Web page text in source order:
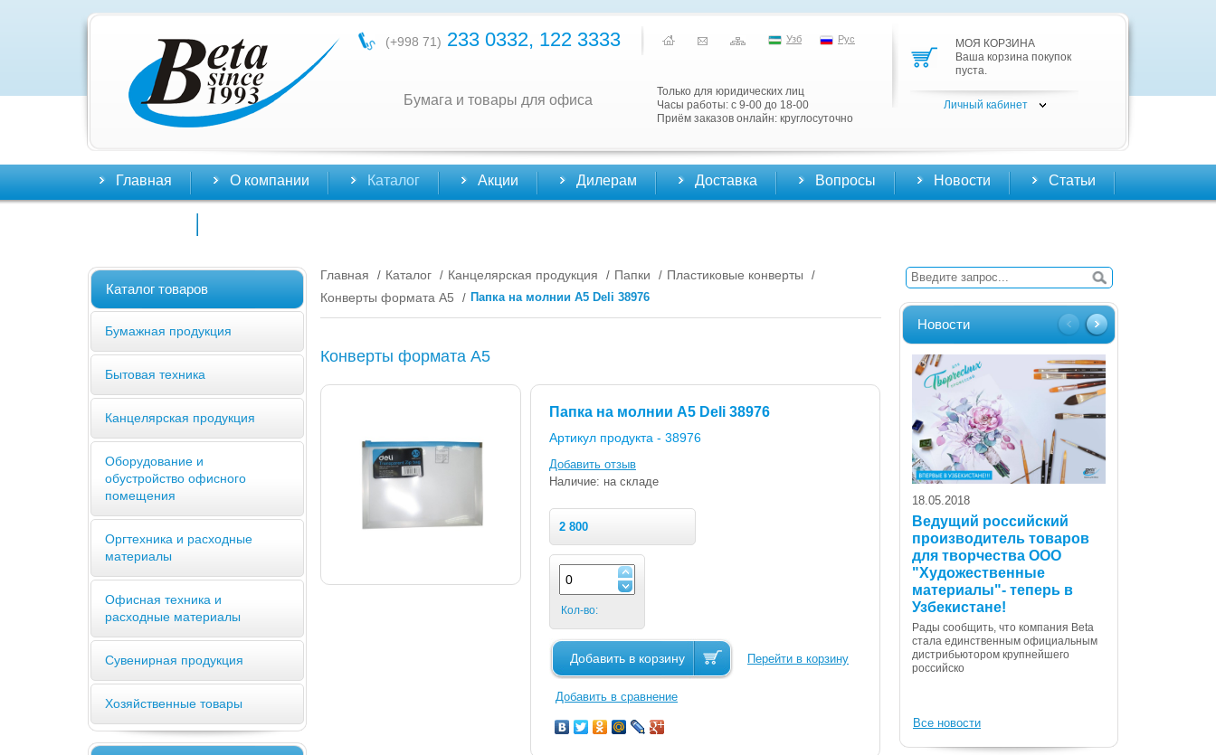
(+998 71) 233 0332, 122 3333 Узб Рус
Бумага и товары для офиса
Только для юридических лиц
Часы работы: с 9-00 до 18-00
Приём заказов онлайн: круглосуточно
МОЯ КОРЗИНА
Ваша корзина покупок
пуста.
Личный кабинет
Главная О компании Каталог Акции Дилерам Доставка Вопросы Новости Статьи
Каталог товаров
Бумажная продукция
Бытовая техника
Канцелярская продукция
Оборудование и
обустройство офисного
помещения
Оргтехника и расходные
материалы
Офисная техника и
расходные материалы
Сувенирная продукция
Хозяйственные товары
Главная / Каталог / Канцелярская продукция / Папки / Пластиковые конверты /
Конверты формата А5 / Папка на молнии А5 Deli 38976
Конверты формата А5
Папка на молнии А5 Deli 38976
Артикул продукта - 38976
Добавить отзыв
Наличие: на складе
2 800
Кол-во:
Добавить в корзину Перейти в корзину
Добавить в сравнение
Новости
18.05.2018
Ведущий российский
производитель товаров
для творчества ООО
"Художественные
материалы"- теперь в
Узбекистане!
Рады сообщить, что компания Beta
стала единственным официальным
дистрибьютором крупнейшего
российско
Все новости